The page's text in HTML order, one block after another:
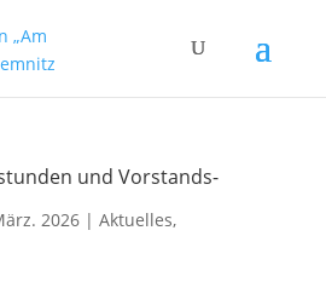
und Vorstands­
2026| Aktuelles,